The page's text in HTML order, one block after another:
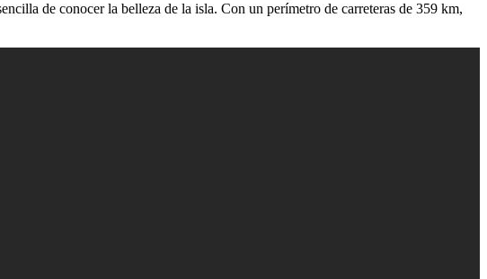
de conocer la belleza de la isla. Con un perímetro de carreteras de 359 km,